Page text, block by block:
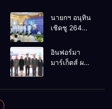
นายกฯ อนุทิน
เชิดชู 264
บ้านยอดเยี่ยม
มอบแหนบ
เกียรติยศแห่ง
อินฟอร์มา
มาร์เก็ตส์ ผนึก